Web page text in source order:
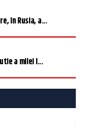
în Rusia, a...
a milei î...